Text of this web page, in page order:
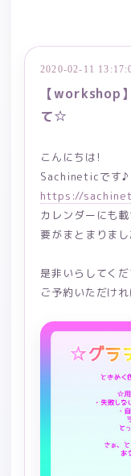
2020-02-11
【workshop
て☆
こんにちは!
Sachineticです♪
https://
カレンダーにも
要がまとまりま
是非いらしてく
ご予約いただけ